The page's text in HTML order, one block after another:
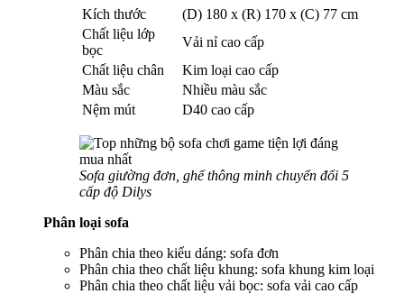
Kích thước
(D) 180 x (R) 170 x (C) 77 cm
Chất liệu lớp
bọc
Vải nỉ cao cấp
Chất liệu chân
Kim loại cao cấp
Màu sắc
Nhiều màu sắc
Nệm mút
D40 cao cấp
Sofa giường đơn, ghế thông minh chuyển đổi 5
cấp độ Dilys
Phân loại sofa
Phân chia theo kiểu dáng: sofa đơn
Phân chia theo chất liệu khung: sofa khung kim loại
Phân chia theo chất liệu vải bọc: sofa vải cao cấp